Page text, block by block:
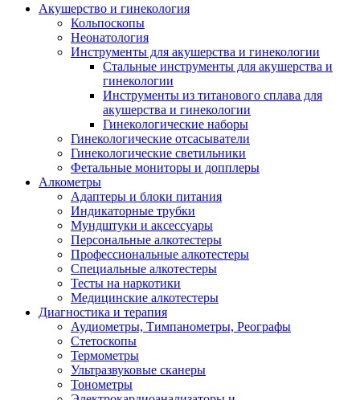
Акушерство и гинекология
Кольпоскопы
Неонатология
Инструменты для акушерства и гинекологии
Стальные инструменты для акушерства и
гинекологии
Инструменты из титанового сплава для
акушерства и гинекологии
Гинекологические наборы
Гинекологические отсасыватели
Гинекологические светильники
Фетальные мониторы и допплеры
Алкометры
Адаптеры и блоки питания
Индикаторные трубки
Мундштуки и аксессуары
Персональные алкотестеры
Профессиональные алкотестеры
Специальные алкотестеры
Тесты на наркотики
Медицинские алкотестеры
Диагностика и терапия
Аудиометры, Тимпанометры, Реографы
Стетоскопы
Термометры
Ультразвуковые сканеры
Тонометры